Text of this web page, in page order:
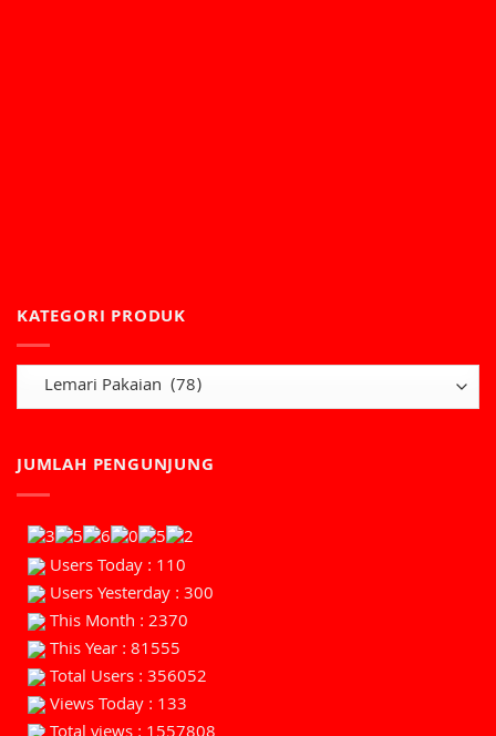
KATEGORI PRODUK
JUMLAH PENGUNJUNG
Users Today : 110
Users Yesterday : 300
This Month : 2370
This Year : 81555
Total Users : 356052
Views Today : 133